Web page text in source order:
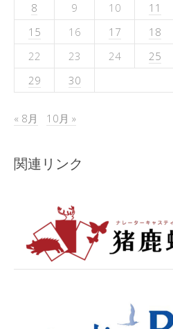
8
9 10 11
15
16 17 18
22
23 24 25
29
30
« 8月 10月 »
関連リンク